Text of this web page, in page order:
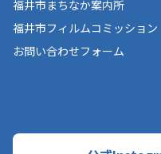
福井市まちなか案内所
福井市フィルムコミッション
お問い合わせフォーム